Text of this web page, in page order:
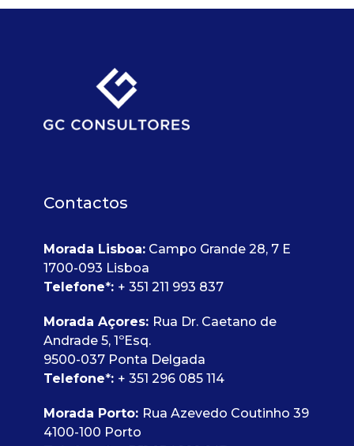
Contactos
Morada Lisboa: Campo Grande 28, 7 E
1700-093 Lisboa
Telefone*: + 351 211 993 837
Morada Açores: Rua Dr. Caetano de
Andrade 5, 1ºEsq.
9500-037 Ponta Delgada
Telefone*: + 351 296 085 114
Morada Porto: Rua Azevedo Coutinho 39
4100-100 Porto